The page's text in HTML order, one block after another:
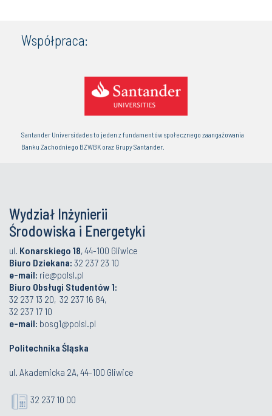
Współpraca:
Santander Universidades to jeden z fundamentów społecznego zaangażowania
Banku Zachodniego BZWBK oraz Grupy Santander.
Wydział Inżynierii
Środowiska i Energetyki
ul. Konarskiego 18, 44-100 Gliwice
Biuro Dziekana: 32 237 23 10
e-mail: rie@polsl.pl
Biuro Obsługi Studentów 1:
32 237 13 20, 32 237 16 84,
32 237 17 10
e-mail: bosg1@polsl.pl
Politechnika Śląska
ul. Akademicka 2A, 44-100 Gliwice
32 237 10 00